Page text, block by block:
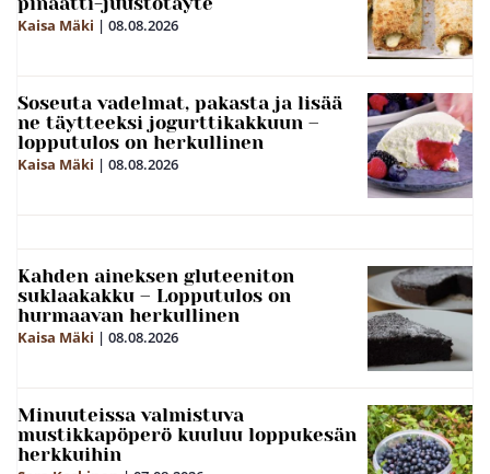
Kaisa Mäki | 08.08.2026
Soseuta vadelmat, pakasta ja lisää
ne täytteeksi jogurttikakkuun –
lopputulos on herkullinen
Kaisa Mäki | 08.08.2026
Kahden aineksen gluteeniton
suklaakakku – Lopputulos on
hurmaavan herkullinen
Kaisa Mäki | 08.08.2026
Minuuteissa valmistuva
mustikkapöperö kuuluu loppukesän
herkkuihin